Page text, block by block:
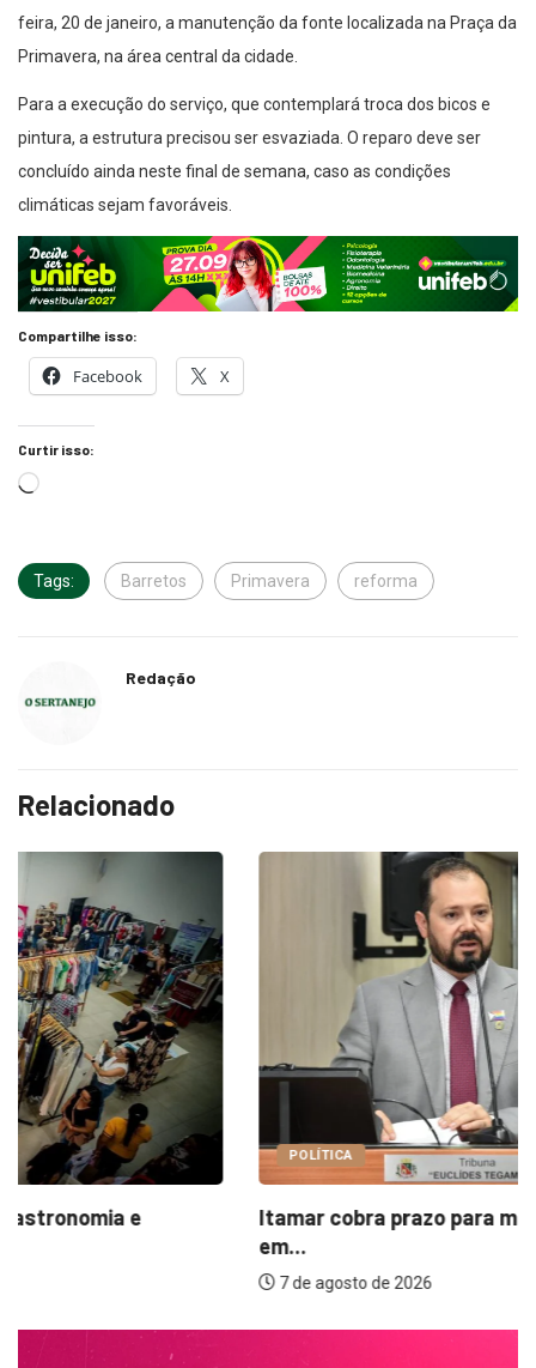
feira, 20 de janeiro, a manutenção da fonte localizada na Praça da
Primavera, na área central da cidade.
Para a execução do serviço, que contemplará troca dos bicos e
pintura, a estrutura precisou ser esvaziada. O reparo deve ser
concluído ainda neste final de semana, caso as condições
climáticas sejam favoráveis.
Compartilhe isso:
Facebook X
Curtir isso:
Tags: Barretos Primavera reforma
Redação
Relacionado
POLÍTICA
Itamar cobra prazo para melhorias estruturais